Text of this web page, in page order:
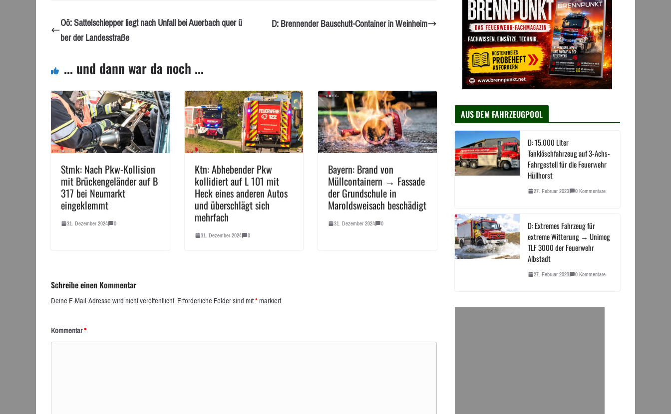
Oö: Sattelschlepper liegt nach Unfall bei Auerbach quer ü
ber der Landesstraße
D: Brennender Bauschutt-Container in Weinheim
... und dann war da noch ...
Stmk: Nach Pkw-Kollision
mit Brückengeländer auf B
317 bei Neumarkt
eingeklemmt
31. Dezember 2024 0
Ktn: Abhebender Pkw
kollidiert auf L 101 mit
Heck eines anderen Autos
und überschlägt sich
mehrfach
31. Dezember 2024 0
Bayern: Brand von
Müllcontainern → Fassade
der Grundschule in
Maroldsweisach beschädigt
31. Dezember 2024 0
Schreibe einen Kommentar
Deine E-Mail-Adresse wird nicht veröffentlicht.Erforderliche Felder sind mit*markiert
Kommentar*
AUS DEM FAHRZEUGPOOL
D: 15.000 Liter
Tanklöschfahrzeug auf 3-Achs-
Fahrgestell für die Feuerwehr
Hüllhorst
27. Februar 2023 0 Kommentare
D: Extremes Fahrzeug für
extreme Witterung → Unimog
TLF 3000 der Feuerwehr
Albstadt
27. Februar 2023 0 Kommentare